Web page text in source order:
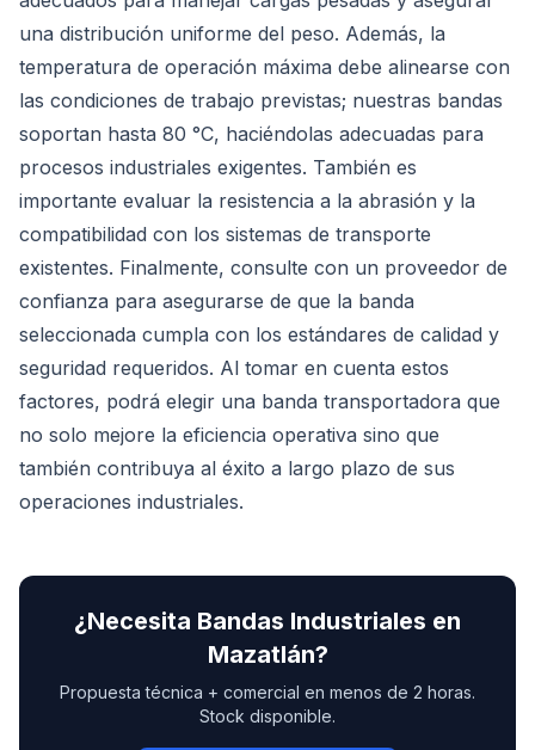
una distribución uniforme del peso. Además, la
temperatura de operación máxima debe alinearse con
las condiciones de trabajo previstas; nuestras bandas
soportan hasta 80 °C, haciéndolas adecuadas para
procesos industriales exigentes. También es
importante evaluar la resistencia a la abrasión y la
compatibilidad con los sistemas de transporte
existentes. Finalmente, consulte con un proveedor de
confianza para asegurarse de que la banda
seleccionada cumpla con los estándares de calidad y
seguridad requeridos. Al tomar en cuenta estos
factores, podrá elegir una banda transportadora que
no solo mejore la eficiencia operativa sino que
también contribuya al éxito a largo plazo de sus
operaciones industriales.
¿Necesita Bandas Industriales en
Mazatlán?
Propuesta técnica + comercial en menos de 2 horas.
Stock disponible.